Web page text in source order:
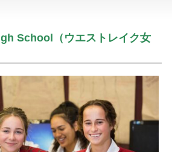
School（ウエストレイク女